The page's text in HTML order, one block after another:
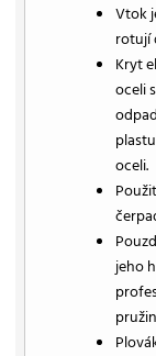
Vtok
rotují
Kryt
oceli
oceli.
jeho